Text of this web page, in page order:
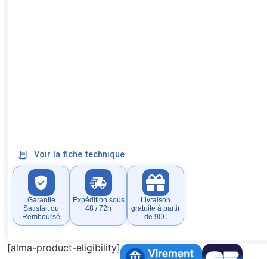
Voir la fiche technique
Garantie
Satisfait ou
Remboursé
Expédition sous
48 / 72h
Livraison
gratuite à partir
de 90€
[alma-product-eligibility]